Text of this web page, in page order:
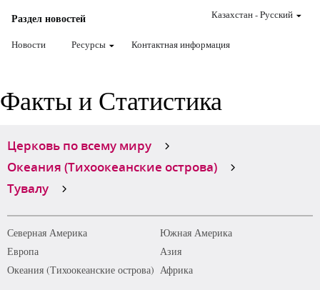
Раздел новостей
Новости Ресурсы Контактная информация
Казахстан-Pусский
Факты и Статистика
Церковь по всему миру
Океания (Тихоокеанские острова)
Тувалу
Северная Америка
Южная Америка
Европа
Азия
Океания (Тихоокеанские острова) Африка